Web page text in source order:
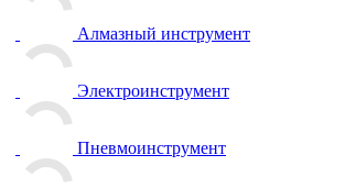
Алмазный инструмент
Электроинструмент
Пневмоинструмент